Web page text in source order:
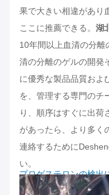
果で大きい相違があり
ここに推薦できる。 湖
10年間以上血清の分離
清の分離のゲルの開発
に優秀な製品品質およ
を、管理する専門のチ
り、順序はすぐに出荷
があったら、より多く
連絡するために
い。
プロゲステロンの検出